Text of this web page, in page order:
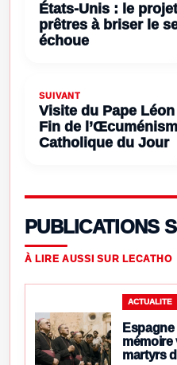
États-Unis : le
prêtres à briser le
échoue
SUIVANT
Visite du Pape
Fin de
Catholique du Jour
PUBLICATIONS
À LIRE AUSSI SUR LECATHO
ACTUALITE
mémoire
martyrs